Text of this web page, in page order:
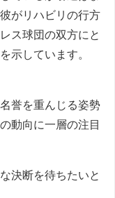
がリハビリの行方
ス球団の双方にと
示しています。
誉を重んじる姿勢
動向に一層の注目
決断を待ちたいと